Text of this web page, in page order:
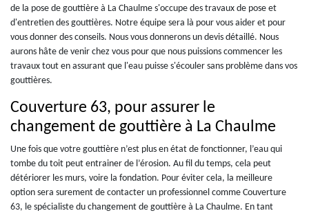
de la pose de gouttière à La Chaulme s'occupe des travaux de pose et
d'entretien des gouttières. Notre équipe sera là pour vous aider et pour
vous donner des conseils. Nous vous donnerons un devis détaillé. Nous
aurons hâte de venir chez vous pour que nous puissions commencer les
travaux tout en assurant que l'eau puisse s'écouler sans problème dans vos
gouttières.
Couverture 63, pour assurer le
changement de gouttière à La Chaulme
Une fois que votre gouttière n’est plus en état de fonctionner, l’eau qui
tombe du toit peut entrainer de l’érosion. Au fil du temps, cela peut
détériorer les murs, voire la fondation. Pour éviter cela, la meilleure
option sera surement de contacter un professionnel comme Couverture
63, le spécialiste du changement de gouttière à La Chaulme. En tant